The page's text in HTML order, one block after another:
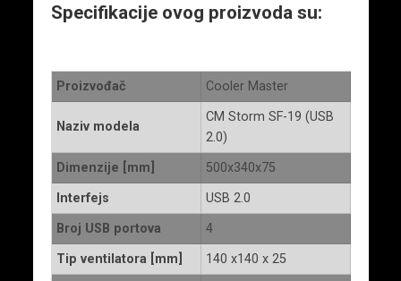
Specifikacije ovog proizvoda su:
Proizvođač Cooler Master
Naziv modela
CM Storm SF-19 (USB
2.0)
Dimenzije [mm] 500x340x75
Interfejs USB 2.0
Broj USB portova 4
Tip ventilatora [mm] 140 x140 x 25